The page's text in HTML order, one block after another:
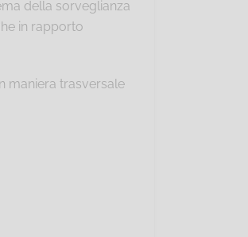
della sorveglianza
in rapporto
maniera trasversale